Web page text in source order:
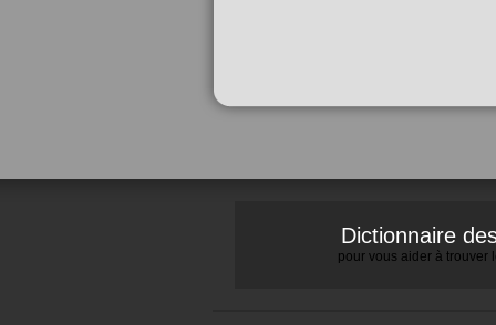
Dictionnaire
pour vous aider à trouver